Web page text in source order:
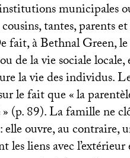
municipales
tantes, parents
fait, à Bethnal Green, le
la vie sociale locale,
la vie des individus.
le fait que «la
» (p. 89). La famille ne
ouvre, au contraire,
liens avec